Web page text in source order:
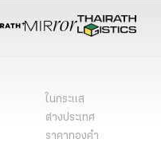
ในกระแส
ต่างประเทศ
ราคาทองคำ